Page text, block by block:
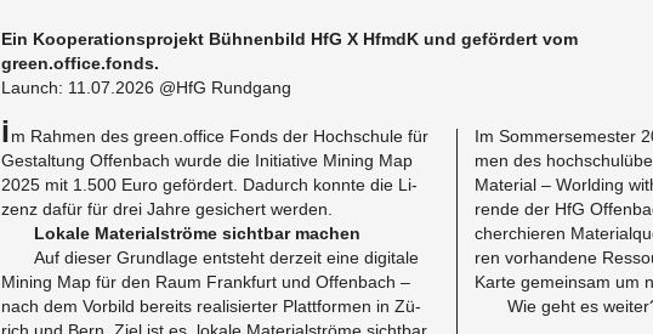
Ein Ko­ope­ra­ti­ons­pro­jekt Büh­nen­bild HfG X HfmdK und ge­för­dert vom
green.​office.​fonds.
Launch: 11.07.2026 @HfG Rund­gang
Im Rah­men des green.​office Fonds der Hoch­schu­le für
Ge­stal­tung Of­fen­bach wurde die In­itia­ti­ve Mi­ning Map
2025 mit 1.500 Euro ge­för­dert. Da­durch konn­te die Li­
zenz dafür für drei Jahre ge­si­chert wer­den.
Lo­ka­le Ma­te­ri­al­strö­me sicht­bar ma­chen
Auf die­ser Grund­la­ge ent­steht der­zeit eine di­gi­ta­le
Mi­ning Map für den Raum Frank­furt und Of­fen­bach –
nach dem Vor­bild be­reits rea­li­sier­ter Platt­for­men in Zü­
Im Som­mer­se­mes­ter
men des
Ma­te­ri­al – Worl­ding
ren­de der HfG
cher­chie­ren
ren vor­han­de­ne
Karte ge­mein­sam um
Wie geht es